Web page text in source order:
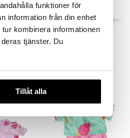
funktioner för
information från din enhet
kombinera informationen
tjänster. Du
Tillåt alla
40
Lillan & Friends Jakke
(36-40 cm)
LILLAN & FRIENDS